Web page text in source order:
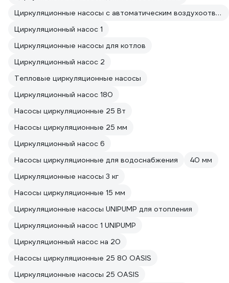
Циркуляционные насосы с автоматическим воздухоотводчиком
Циркуляционный насос 1
Циркуляционные насосы для котлов
Циркуляционный насос 2
Тепловые циркуляционные насосы
Циркуляционный насос 180
Насосы циркуляционные 25 Вт
Насосы циркуляционные 25 мм
Циркуляционный насос 6
Насосы циркуляционные для водоснабжения
40 мм
Циркуляционные насосы 3 кг
Насосы циркуляционные 15 мм
Циркуляционные насосы UNIPUMP для отопления
Циркуляционный насос 1 UNIPUMP
Циркуляционный насос на 20
Насосы циркуляционные 25 80 OASIS
Циркуляционные насосы 25 OASIS